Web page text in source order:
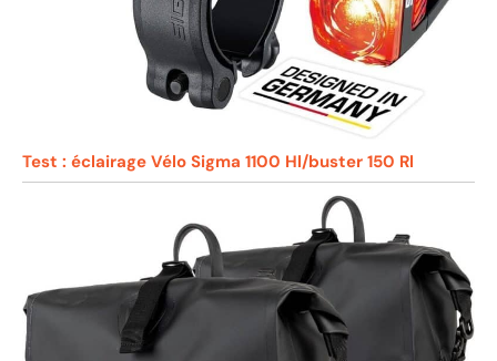
Test : éclairage Vélo Sigma 1100 Hl/buster 150 Rl